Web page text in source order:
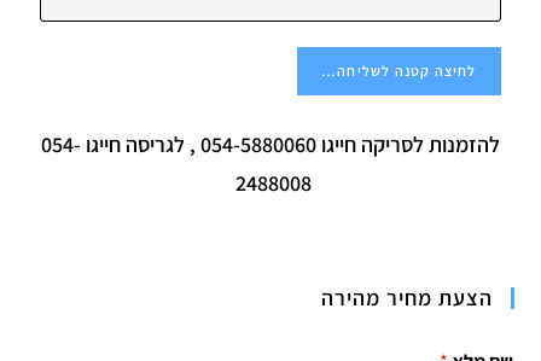
לחיצה קטנה לשליחה…
להזמנות
לסריקה חייגו 054-5880060 , לגריסה חייגו 054-
2488008
הצעת מחיר מהירה